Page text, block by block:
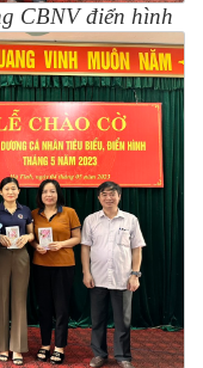
CBNV điển hình